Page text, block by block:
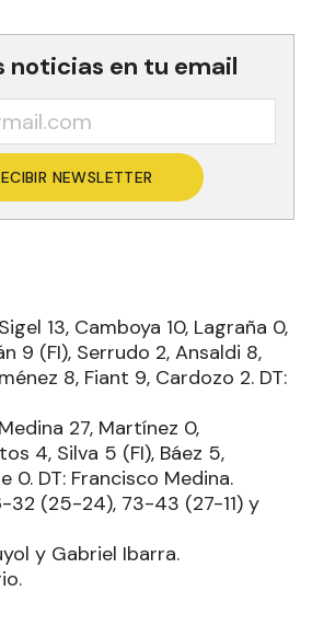
noticias en tu email
NEWSLETTER
13, Camboya 10, Lagraña 0,
9 (FI), Serrudo 2, Ansaldi 8,
8, Fiant 9, Cardozo 2. DT:
27, Martínez 0,
4, Silva 5 (FI), Báez 5,
0. DT: Francisco Medina.
32 (25-24), 73-43 (27-11) y
y Gabriel Ibarra.